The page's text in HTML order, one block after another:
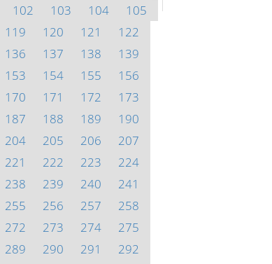
102 103 104
105
119 120 121
122
136 137 138
139
153 154 155
156
170 171 172
173
187 188 189
190
204 205 206
207
221 222 223
224
238 239 240
241
255 256 257
258
272 273 274
275
289 290 291
292